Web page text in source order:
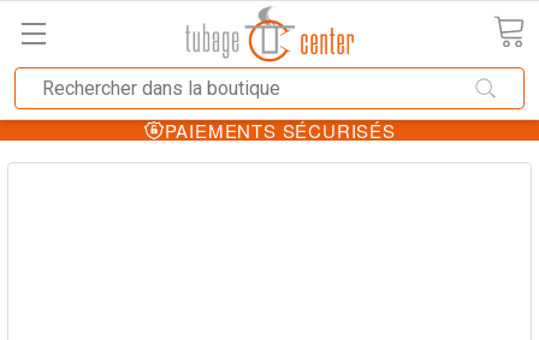
PAIEMENTS SÉCURISÉS